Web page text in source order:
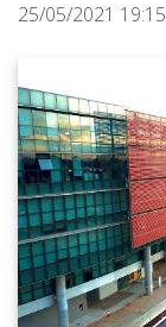
25/05/2021 19:15